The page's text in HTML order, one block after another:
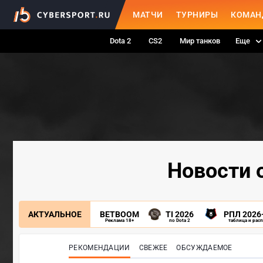
МАТЧИ ТУРНИРЫ
Dota 2 CS2 Мир танков Еще
Новости
АКТУАЛЬНОЕ BETBOOM
Реклама 18+
TI 2026
по Dota 2
РПЛ
таблица и
РЕКОМЕНДАЦИИ СВЕЖЕЕ ОБСУЖДАЕМОЕ